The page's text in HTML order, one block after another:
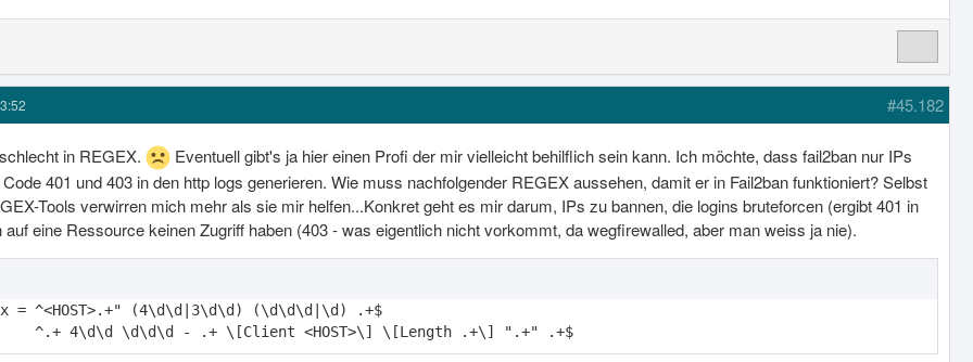
#45.182
in REGEX.
Eventuell gibt's ja hier einen Profi der mir vielleicht behilflich sein kann. Ich möchte, dass fail2ban nur IPs
401 und 403 in den http logs generieren. Wie muss nachfolgender REGEX aussehen, damit er in Fail2ban funktioniert? Selbst
Tools verwirren mich mehr als sie mir helfen...Konkret geht es mir darum, IPs zu bannen, die logins bruteforcen (ergibt 401 in
auf eine Ressource keinen Zugriff haben (403 - was eigentlich nicht vorkommt, da wegfirewalled, aber man weiss ja nie).
^.+ 4\d\d \d\d\d - .+ \[Client <HOST>\] \[Length .+\] ".+" .+$